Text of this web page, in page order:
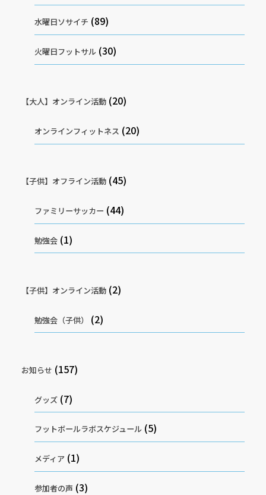
水曜日ソサイチ (89)
火曜日フットサル (30)
【大人】オンライン活動(20)
オンラインフィットネス (20)
【子供】オフライン活動(45)
ファミリーサッカー (44)
勉強会 (1)
【子供】オンライン活動(2)
勉強会（子供） (2)
お知らせ (157)
グッズ (7)
フットボールラボスケジュール (5)
メディア (1)
参加者の声 (3)